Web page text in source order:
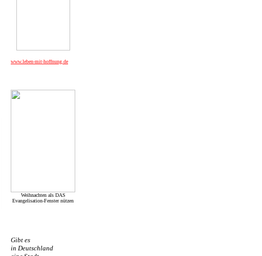
www.leben-mit-hoffnung.de
Weihnachten als DAS
Evangelisation-Fenster nützen
Gibt es
in Deutschland